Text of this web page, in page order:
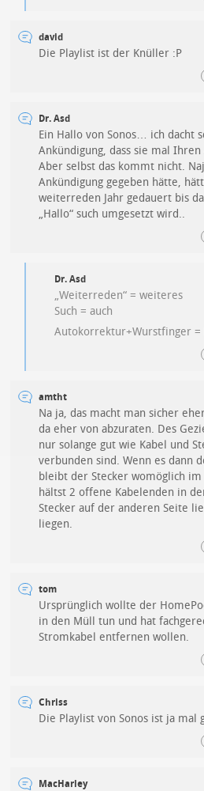
david
Die Playlist ist der Knüller :P
Dr. Asd
Ein Hallo von Sonos… ich dacht
Ankündigung, dass sie mal
Aber selbst das kommt nicht.
Ankündigung gegeben hätte,
weiterreden Jahr gedauert bis
„Hallo“ such umgesetzt wird..
Dr. Asd
„Weiterreden“ = weiteres
Such = auch
Autokorrektur+Wurstfinger =
amtht
Na ja, das macht man sicher
da eher von abzuraten. Des
nur solange gut wie Kabel und
verbunden sind. Wenn es dann
bleibt der Stecker womöglich
hältst 2 offene Kabelenden in
Stecker auf der anderen Seite
liegen.
tom
Ursprünglich wollte der
in den Müll tun und hat
Stromkabel entfernen wollen.
Chriss
Die Playlist von Sonos ist ja mal
MacHarley